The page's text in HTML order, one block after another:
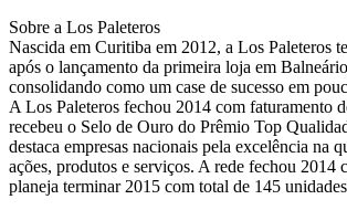
Sobre a Los Paleteros
Nascida em Curitiba em 2012, a Los Paleteros
após o lançamento da primeira loja em
consolidando como um case de sucesso em
A Los Paleteros fechou 2014 com faturamento
recebeu o Selo de Ouro do Prêmio Top
destaca empresas nacionais pela excelência na
ações, produtos e serviços. A rede fechou 2014
planeja terminar 2015 com total de 145